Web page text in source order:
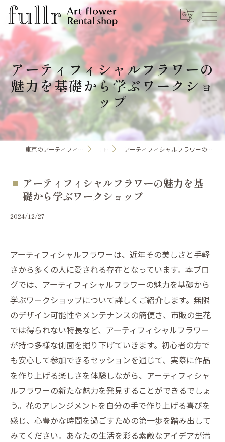
アーティフィシャルフラワーの
魅力を基礎から学ぶワークショ
ップ
東京のアーティフィシャルフラワーならfullr コラム アーティフィシャルフラワーの魅力を基礎から学ぶワークショップ
アーティフィシャルフラワーの魅力を基
礎から学ぶワークショップ
2024/12/27
アーティフィシャルフラワーは、近年その美しさと手軽
さから多くの人に愛される存在となっています。本ブロ
グでは、アーティフィシャルフラワーの魅力を基礎から
学ぶワークショップについて詳しくご紹介します。無限
のデザイン可能性やメンテナンスの簡便さ、市販の生花
では得られない特長など、アーティフィシャルフラワー
が持つ多様な側面を掘り下げていきます。初心者の方で
も安心して参加できるセッションを通じて、実際に作品
を作り上げる楽しさを体験しながら、アーティフィシャ
ルフラワーの新たな魅力を発見することができるでしょ
う。花のアレンジメントを自分の手で作り上げる喜びを
感じ、心豊かな時間を過ごすための第一歩を踏み出して
みてください。あなたの生活を彩る素敵なアイデアが満